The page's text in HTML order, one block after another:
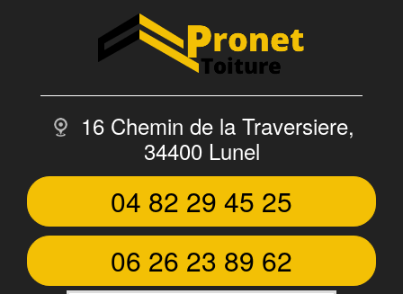
16 Chemin de la Traversiere,
34400 Lunel
04 82 29 45 25
06 26 23 89 62